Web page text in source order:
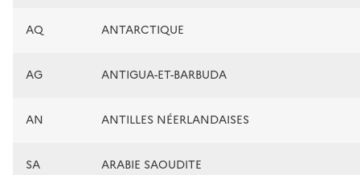
AQ ANTARCTIQUE
AG ANTIGUA-ET-BARBUDA
AN ANTILLES NÉERLANDAISES
SA ARABIE SAOUDITE